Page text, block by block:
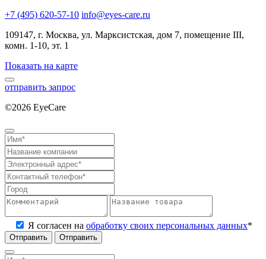
+7 (495) 620-57-10 info@eyes-care.ru
109147, г. Москва, ул. Марксистская, дом 7, помещение III,
комн. 1-10, эт. 1
Показать на карте
отправить запрос
©2026 EyeCare
Я согласен на обработку своих персональных данных*
Отправить